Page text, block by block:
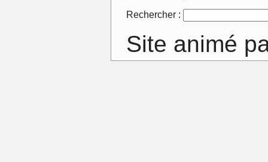
Rechercher :
Site animé